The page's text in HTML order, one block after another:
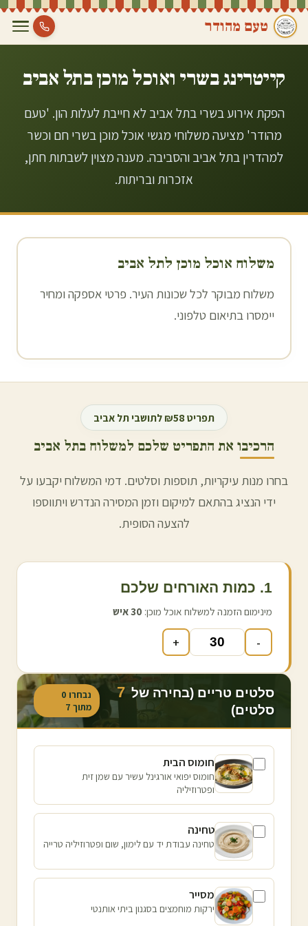
טעם מהודר
קייטרינג בשרי ואוכל מוכן בתל אביב
הפקת אירוע בשרי בתל אביב לא חייבת לעלות הון. 'טעם
מהודר' מציעה משלוחי מגשי אוכל מוכן בשרי חם וכשר
למהדרין בתל אביב והסביבה. מענה מצוין לשבתות חתן,
אזכרות ובריתות.
משלוח אוכל מוכן לתל אביב
משלוח מבוקר לכל שכונות העיר. פרטי אספקה ומחיר
יימסרו בתיאום טלפוני.
תפריט ₪58 לתושבי תל אביב
הרכיבו את התפריט שלכם למשלוח בתל אביב
בחרו מנות עיקריות, תוספות וסלטים. דמי המשלוח יקבעו על
ידי הנציג בהתאם למיקום וזמן המסירה הנדרש ויתווספו
להצעה הסופית.
1. כמות האורחים שלכם
מינימום הזמנה למשלוח אוכל מוכן: 30איש
-
+
סלטים טריים (בחירה של 7
סלטים)
נבחרו 0
מתוך 7
חומוס הבית
חומוס יפואי אורגינל עשיר עם שמן זית
ופטרוזיליה
טחינה
טחינה עבודת יד עם לימון, שום ופטרוזיליה טרייה
מסייר
ירקות מוחמצים בסגנון ביתי אותנטי